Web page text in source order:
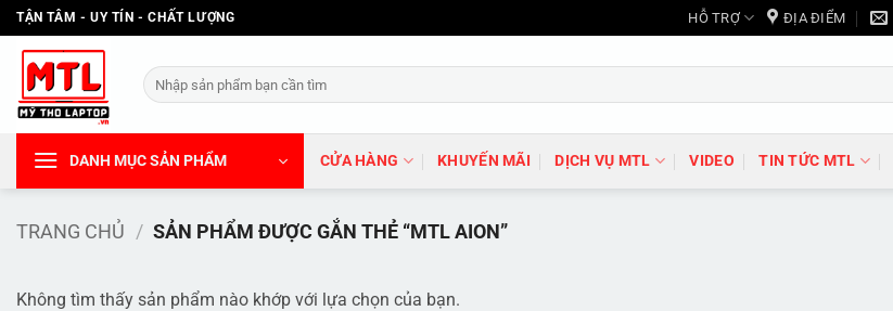
Bỏ
qua
dung
TẬN TÂM - UY TÍN - CHẤT LƯỢNG HỖ TRỢ ĐỊA ĐIỂM
Tìm
kiếm:
DANH MỤC SẢN PHẨM CỬA HÀNG KHUYẾN MÃI DỊCH VỤ MTL VIDEO TIN TỨC MTL
TRANG CHỦ / SẢN PHẨM ĐƯỢC GẮN THẺ “MTL AION”
Không tìm thấy sản phẩm nào khớp với lựa chọn của bạn.